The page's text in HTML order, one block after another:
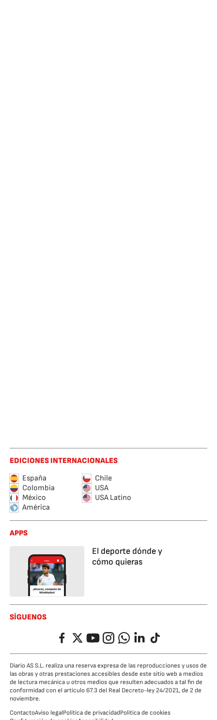
EDICIONES INTERNACIONALES
España
Chile
Colombia
USA
México
USA Latino
América
APPS
El deporte dónde y
cómo quieras
SÍGUENOS
FacebookTwitterYouTubeInstagramWhatsappLinkedIn
TikTok
Diario AS S.L. realiza una reserva expresa de las reproducciones y usos de
las obras y otras prestaciones accesibles desde este sitio web a medios
de lectura mecánica u otros medios que resulten adecuados a tal fin de
conformidad con el artículo 67.3 del Real Decreto-ley 24/2021, de 2 de
noviembre.
ContactoAviso legalPolítica de privacidadPolítica de cookies